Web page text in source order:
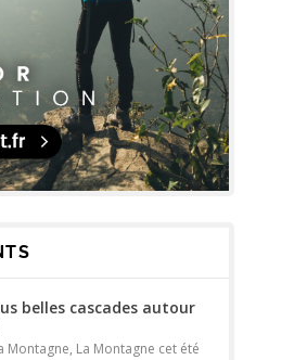
belles cascades autour
Montagne, La Montagne cet été